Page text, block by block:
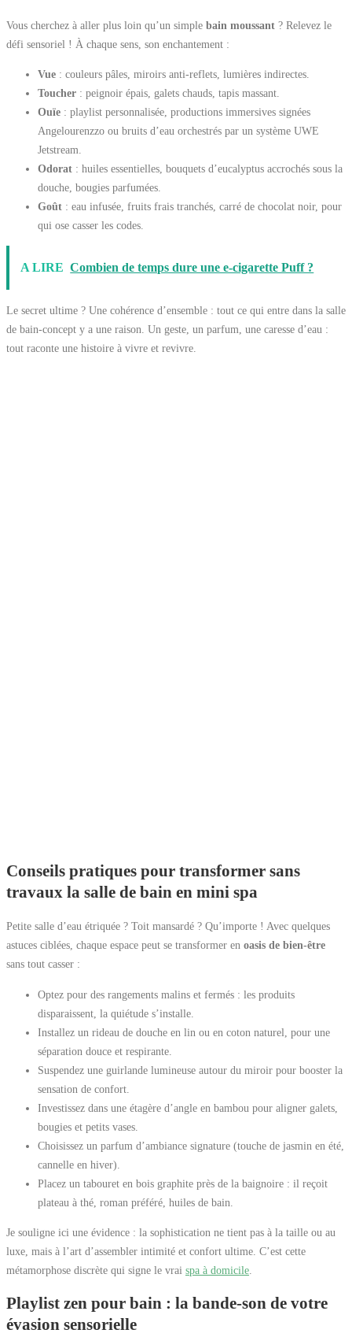
Vous cherchez à aller plus loin qu’un simple bain moussant ? Relevez le
défi sensoriel ! À chaque sens, son enchantement :
Vue : couleurs pâles, miroirs anti-reflets, lumières indirectes.
Toucher : peignoir épais, galets chauds, tapis massant.
Ouïe : playlist personnalisée, productions immersives signées
Angelourenzzo ou bruits d’eau orchestrés par un système UWE
Jetstream.
Odorat : huiles essentielles, bouquets d’eucalyptus accrochés sous la
douche, bougies parfumées.
Goût : eau infusée, fruits frais tranchés, carré de chocolat noir, pour
qui ose casser les codes.
A LIRE Combien de temps dure une e-cigarette Puff ?
Le secret ultime ? Une cohérence d’ensemble : tout ce qui entre dans la salle
de bain-concept y a une raison. Un geste, un parfum, une caresse d’eau :
tout raconte une histoire à vivre et revivre.
Conseils pratiques pour transformer sans
travaux la salle de bain en mini spa
Petite salle d’eau étriquée ? Toit mansardé ? Qu’importe ! Avec quelques
astuces ciblées, chaque espace peut se transformer en oasis de bien-être
sans tout casser :
Optez pour des rangements malins et fermés : les produits
disparaissent, la quiétude s’installe.
Installez un rideau de douche en lin ou en coton naturel, pour une
séparation douce et respirante.
Suspendez une guirlande lumineuse autour du miroir pour booster la
sensation de confort.
Investissez dans une étagère d’angle en bambou pour aligner galets,
bougies et petits vases.
Choisissez un parfum d’ambiance signature (touche de jasmin en été,
cannelle en hiver).
Placez un tabouret en bois graphite près de la baignoire : il reçoit
plateau à thé, roman préféré, huiles de bain.
Je souligne ici une évidence : la sophistication ne tient pas à la taille ou au
luxe, mais à l’art d’assembler intimité et confort ultime. C’est cette
métamorphose discrète qui signe le vrai spa à domicile
Playlist zen pour bain : la bande-son de votre
évasion sensorielle